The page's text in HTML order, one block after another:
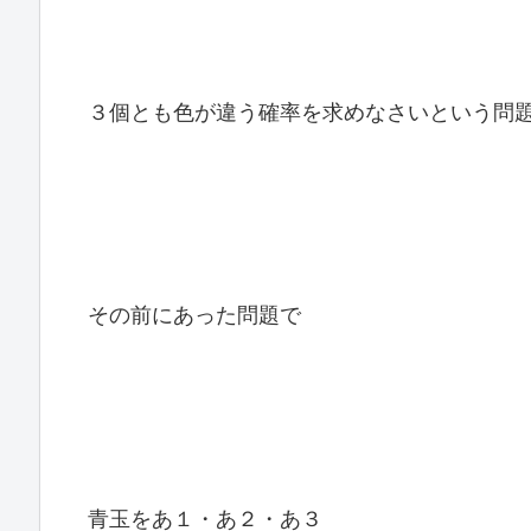
３個とも色が違う確率を求めなさいという問
その前にあった問題で
青玉をあ１・あ２・あ３